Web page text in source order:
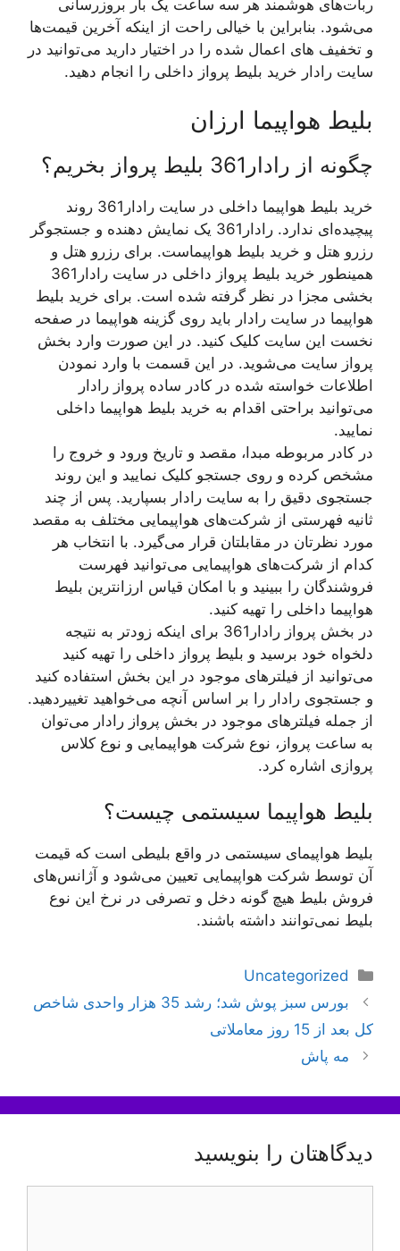
ربات‌های هوشمند هر سه ساعت یک بار بروزرسانی
می‌شود. بنابراین با خیالی راحت از اینکه آخرین قیمت‌ها
و تخفیف های اعمال شده را در اختیار دارید می‌توانید در
سایت رادار خرید بلیط پرواز داخلی را انجام دهید.
بلیط هواپیما ارزان
چگونه از رادار361 بلیط پرواز بخریم؟
خرید بلیط هواپیما داخلی در سایت رادار361 روند
پیچیده‌ای ندارد. رادار361 یک نمایش دهنده و جستجوگر
رزرو هتل و خرید بلیط هواپیماست. برای رزرو هتل و
همینطور خرید بلیط پرواز داخلی در سایت رادار361
بخشی مجزا در نظر گرفته شده است. برای خرید بلیط
هواپیما در سایت رادار باید روی گزینه هواپیما در صفحه
نخست این سایت کلیک کنید. در این صورت وارد بخش
پرواز سایت می‌شوید. در این قسمت با وارد نمودن
اطلاعات خواسته شده در کادر ساده پرواز رادار
می‌توانید براحتی اقدام به خرید بلیط هواپیما داخلی
نمایید.
در کادر مربوطه مبدا، مقصد و تاریخ ورود و خروج را
مشخص کرده و روی جستجو کلیک نمایید و این روند
جستجوی دقیق را به سایت رادار بسپارید. پس از چند
ثانیه فهرستی از شرکت‌های هواپیمایی مختلف به مقصد
مورد نظرتان در مقابلتان قرار می‌گیرد. با انتخاب هر
کدام از شرکت‌های هواپیمایی می‌توانید فهرست
فروشندگان را ببینید و با امکان قیاس ارزانترین بلیط
هواپیما داخلی را تهیه کنید.
در بخش پرواز رادار361 برای اینکه زودتر به نتیجه
دلخواه خود برسید و بلیط پرواز داخلی را تهیه کنید
می‌توانید از فیلتر‌های موجود در این بخش استفاده کنید
و جستجوی رادار را بر اساس آنچه می‌خواهید تغییردهید.
از جمله فیلترهای موجود در بخش پرواز رادار می‌توان
به ساعت پرواز، نوع شرکت هواپیمایی و نوع کلاس
پروازی اشاره کرد.
بلیط هواپیما سیستمی چیست؟
بلیط هواپیمای سیستمی در واقع بلیطی است که قیمت
آن توسط شرکت هواپیمایی تعیین می‌شود و آژانس‌های
فروش بلیط هیچ گونه دخل و تصرفی در نرخ این نوع
بلیط نمی‌توانند داشته باشند.
دسته‌ها
Uncategorized
ناوبری
نوشته‌ها
بورس سبز پوش شد؛ رشد 35 هزار واحدی شاخص
کل بعد از 15 روز معاملاتی
مه پاش
دیدگاهتان را بنویسید